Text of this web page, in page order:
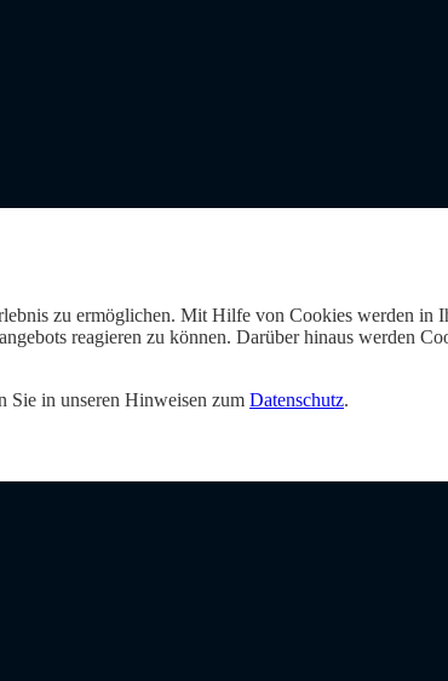
zu ermöglichen. Mit Hilfe von Cookies werden
reagieren zu können. Darüber hinaus werden
Sie in unseren Hinweisen zum Datenschutz.